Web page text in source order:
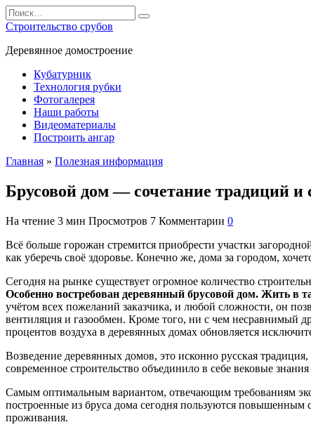
Перейти
к
содержанию
Search
for:
Строительство срубов
Деревянное домостроение
Кубатурник
Технология рубки
Фотогалерея
Наши работы
Видеоматериалы
Построить ангар
Главная » Полезная информация
Брусовой дом — сочетание традиций и
На чтение 3 мин Просмотров 7 Комментарии 0
Всё больше горожан стремится приобрести участки
как уберечь своё здоровье. Конечно же, дома за городом,
Сегодня на рынке существует огромное количество
Особенно востребован деревянный брусовой дом. Жить в
учётом всех пожеланий заказчика, и любой сложности, он
вентиляция и газообмен. Кроме того, ни с чем несравнимый
процентов воздуха в деревянных домах обновляется
Возведение деревянных домов, это исконно русская
современное строительство объединило в себе вековые
Самым оптимальным вариантом, отвечающим требованиям
построенные из бруса дома сегодня пользуются повышенным
проживания.